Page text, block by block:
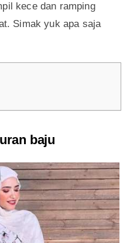
kece dan ramping
Simak yuk apa saja
baju